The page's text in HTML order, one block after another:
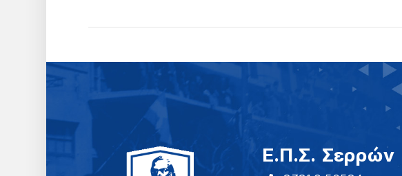
E.Π.Σ. Σερρών